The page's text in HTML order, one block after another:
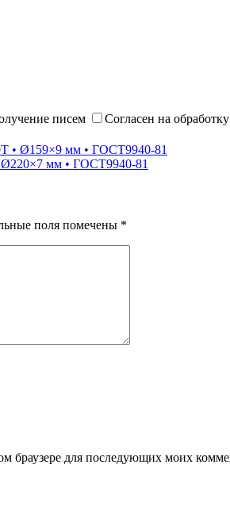
писем Согласен на обработку
• Ø159×9 мм • ГОСТ9940-81
мм • ГОСТ9940-81
поля помечены *
браузере для последующих моих